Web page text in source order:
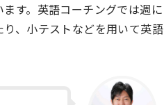
す。英語コーチングでは週に
、小テストなどを用いて英語